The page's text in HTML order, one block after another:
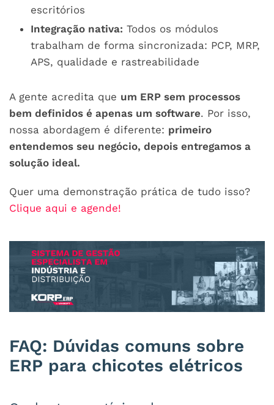
escritórios
Integração nativa: Todos os módulos
trabalham de forma sincronizada: PCP, MRP,
APS, qualidade e rastreabilidade
A gente acredita que um ERP sem processos
bem definidos é apenas um software. Por isso,
nossa abordagem é diferente: primeiro
entendemos seu negócio, depois entregamos a
solução ideal.
Quer uma demonstração prática de tudo isso?
Clique aqui e agende!
FAQ: Dúvidas comuns sobre
ERP para chicotes elétricos